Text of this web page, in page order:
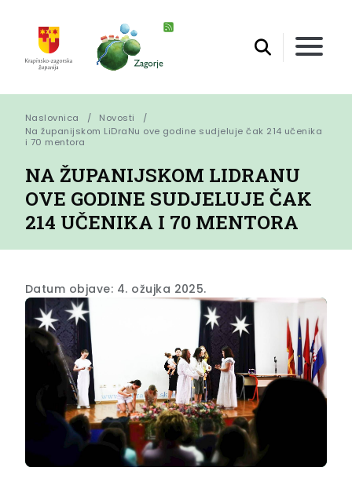
Naslovnica
Novosti
Na županijskom LiDraNu ove godine sudjeluje čak 214 učenika
i 70 mentora
NA ŽUPANIJSKOM LIDRANU
OVE GODINE SUDJELUJE ČAK
214 UČENIKA I 70 MENTORA
Datum objave: 4. ožujka 2025.